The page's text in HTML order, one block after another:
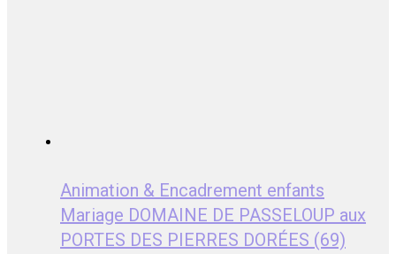
Animation & Encadrement enfants
Mariage DOMAINE DE PASSELOUP aux
PORTES DES PIERRES DORÉES (69)